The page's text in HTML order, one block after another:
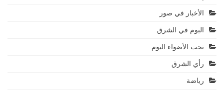
الأخبار في صور
اليوم في الشرق
تحت الأضواء اليوم
رأي الشرق
رياضة